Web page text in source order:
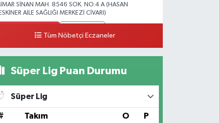
SİNAN MAH. 8546 SOK. NO:4 A (HASAN
AİLE SAĞLIĞI MERKEZİ CİVARI)
Tüm Nöbetçi Eczaneler
Süper Lig Puan Durumu
Süper Lig
Takım O P